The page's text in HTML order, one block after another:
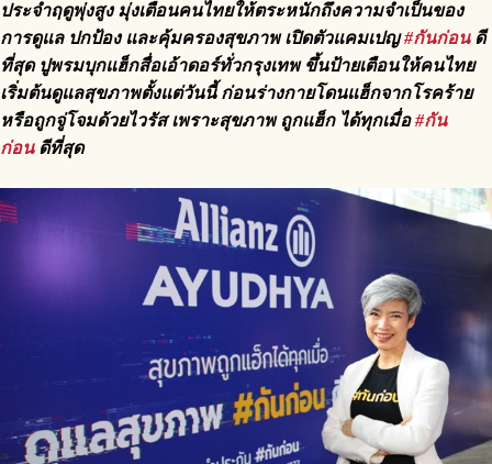
ประจำฤดูพุ่งสูง มุ่งเตือนคนไทยให้ตระหนักถึงความจำเป็นของ
การดูแล ปกป้อง และคุ้มครองสุขภาพ เปิดตัวแคมเปญ #กันก่อนดี
ที่สุด ปูพรมบุกแฮ็กสื่อเอ้าดอร์ทั่วกรุงเทพ ขึ้นป้ายเตือนให้คนไทย
เริ่มต้นดูแลสุขภาพตั้งแต่วันนี้ ก่อนร่างกายโดนแฮ็กจากโรคร้าย
หรือถูกจู่โจมด้วยไวรัส เพราะสุขภาพ ถูกแฮ็ก ได้ทุกเมื่อ #กัน
ก่อนดีที่สุด